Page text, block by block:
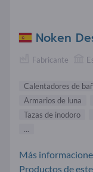
Noken
Fabricante
Calentadores de
Armarios de luna
Tazas de inodoro
...
Más
Productos de